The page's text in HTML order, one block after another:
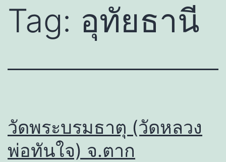
Tag: อุทัยธานี
วัดพระบรมธาตุ (วัดหลวง
พ่อทันใจ) จ.ตาก